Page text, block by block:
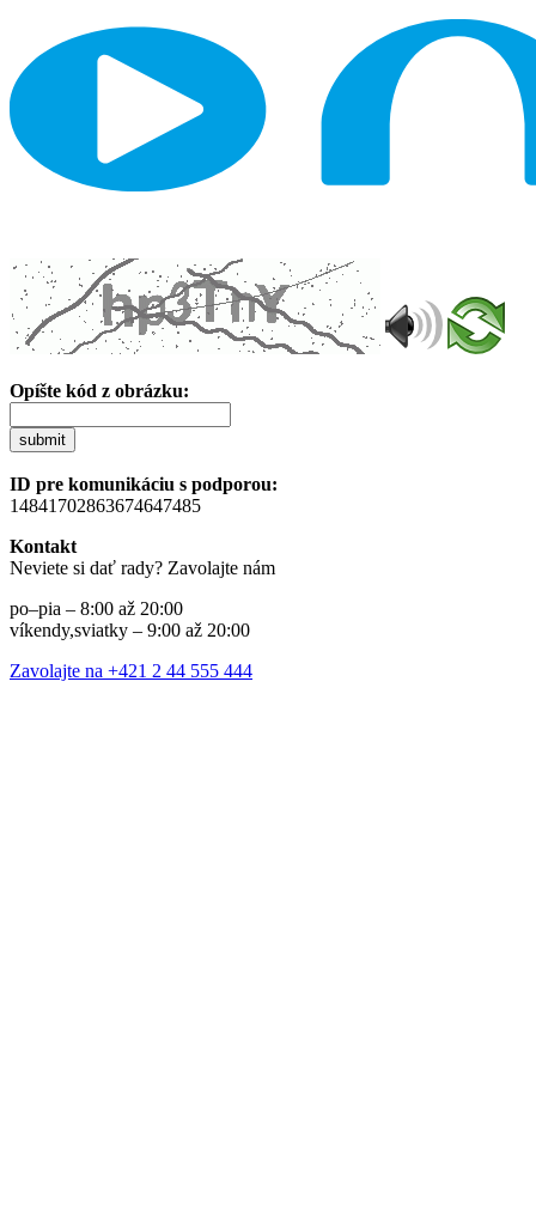
Opíšte kód z obrázku:
submit
ID pre komunikáciu s podporou:
14841702863674647485
Kontakt
Neviete si dať rady? Zavolajte nám
po–pia – 8:00 až 20:00
víkendy,sviatky – 9:00 až 20:00
Zavolajte na +421 2 44 555 444